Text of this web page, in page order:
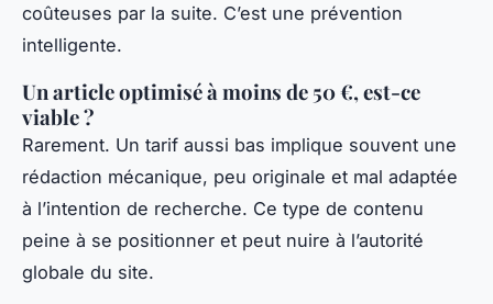
coûteuses par la suite. C’est une prévention
intelligente.
Un article optimisé à moins de 50 €, est-ce
viable ?
Rarement. Un tarif aussi bas implique souvent une
rédaction mécanique, peu originale et mal adaptée
à l’intention de recherche. Ce type de contenu
peine à se positionner et peut nuire à l’autorité
globale du site.